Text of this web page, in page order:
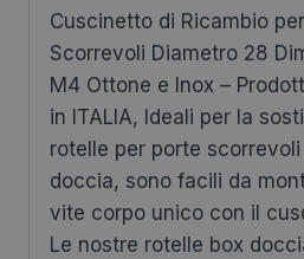
Inox
quantità
Cuscinetto di Ricambio
Scorrevoli Diametro 28
M4 Ottone e Inox –
in ITALIA, Ideali per la
rotelle per porte
doccia, sono facili da
vite corpo unico con il
Le nostre rotelle box